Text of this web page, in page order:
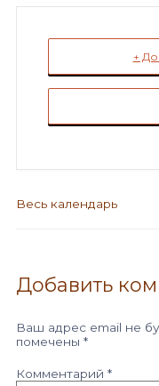
+
Весь календарь
Добавить
Ваш адрес email не
помечены *
Комментарий *